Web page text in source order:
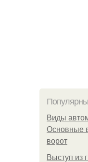
Виды
Основные
ворот
Выступ из